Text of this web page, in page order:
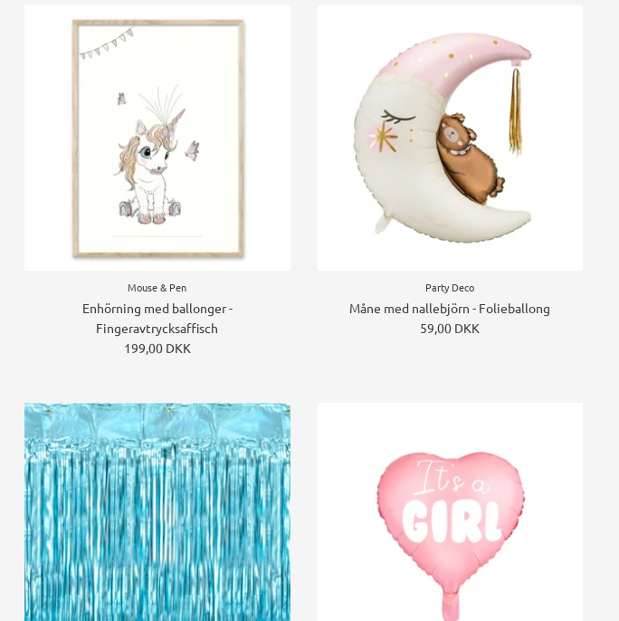
Mouse & Pen
Enhörning med ballonger -
Fingeravtrycksaffisch
199,00 DKK
Party Deco
Måne med nallebjörn - Folieballong
59,00 DKK